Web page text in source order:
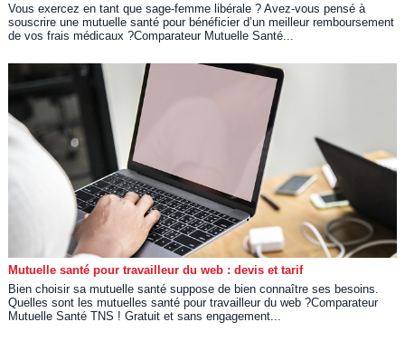
Vous exercez en tant que sage-femme libérale ? Avez-vous pensé à
souscrire une mutuelle santé pour bénéficier d’un meilleur remboursement
de vos frais médicaux ?Comparateur Mutuelle Santé...
Mutuelle santé pour travailleur du web : devis et tarif
Bien choisir sa mutuelle santé suppose de bien connaître ses besoins.
Quelles sont les mutuelles santé pour travailleur du web ?Comparateur
Mutuelle Santé TNS ! Gratuit et sans engagement...